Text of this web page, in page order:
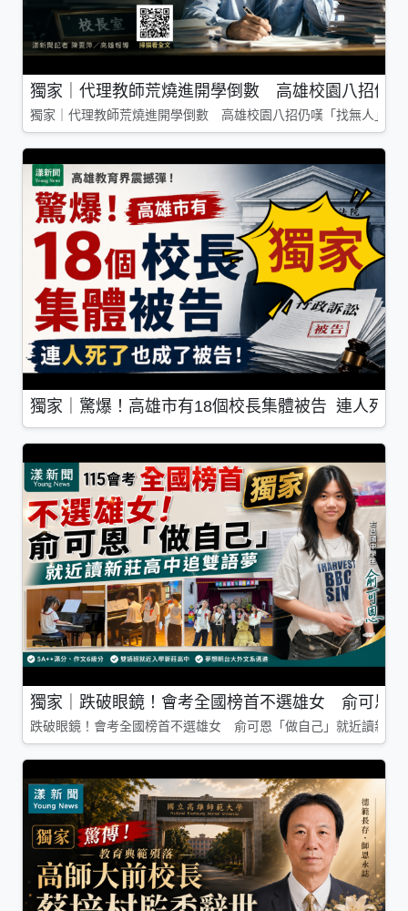
獨家｜代理教師荒燒進開學倒數 高雄校園八招仍
獨家｜代理教師荒燒進開學倒數 高雄校園八招仍嘆「找無人」
獨家｜驚爆！高雄市有18個校長集體被告 連人死了
獨家｜跌破眼鏡！會考全國榜首不選雄女 俞可恩
跌破眼鏡！會考全國榜首不選雄女 俞可恩「做自己」就近讀新莊